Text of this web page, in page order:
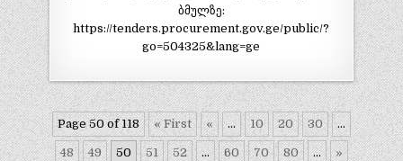
ბმულზე:
https://tenders.procurement.gov.ge/public/?
go=504325&lang=ge
Page 50 of 118 « First « ... 10 20 30 ...
48 49 50 51 52 ... 60 70 80 ... »